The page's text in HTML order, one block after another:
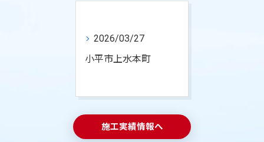
2026/03/27
小平市上水本町
施工実績情報へ